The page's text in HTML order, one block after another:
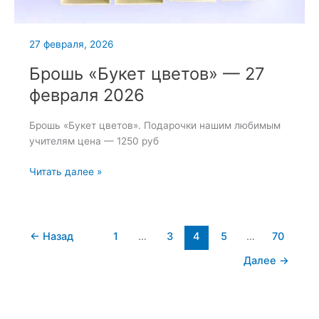
27 февраля, 2026
Брошь «Букет цветов» — 27
февраля 2026
Брошь «Букет цветов». Подарочки нашим любимым
учителям цена — 1250 руб
Брошь
27
Читать далее »
← Назад 1 … 3 4 5 …
70
Далее →